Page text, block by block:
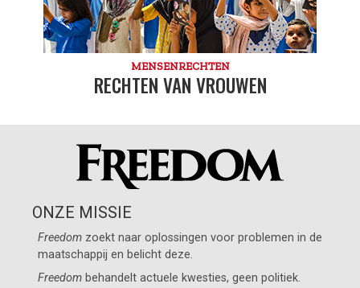
MENSENRECHTEN
RECHTEN VAN VROUWEN
ONZE MISSIE
Freedom zoekt naar oplossingen voor problemen in de
maatschappij en belicht deze.
Freedom behandelt actuele kwesties, geen politiek.